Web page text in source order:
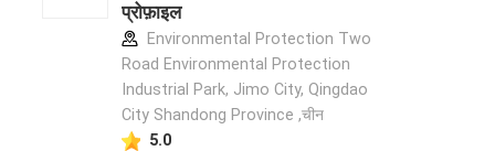
प्रोफ़ाइल
Environmental Protection Two
Road Environmental Protection
Industrial Park, Jimo City, Qingdao
City Shandong Province ,चीन
5.0